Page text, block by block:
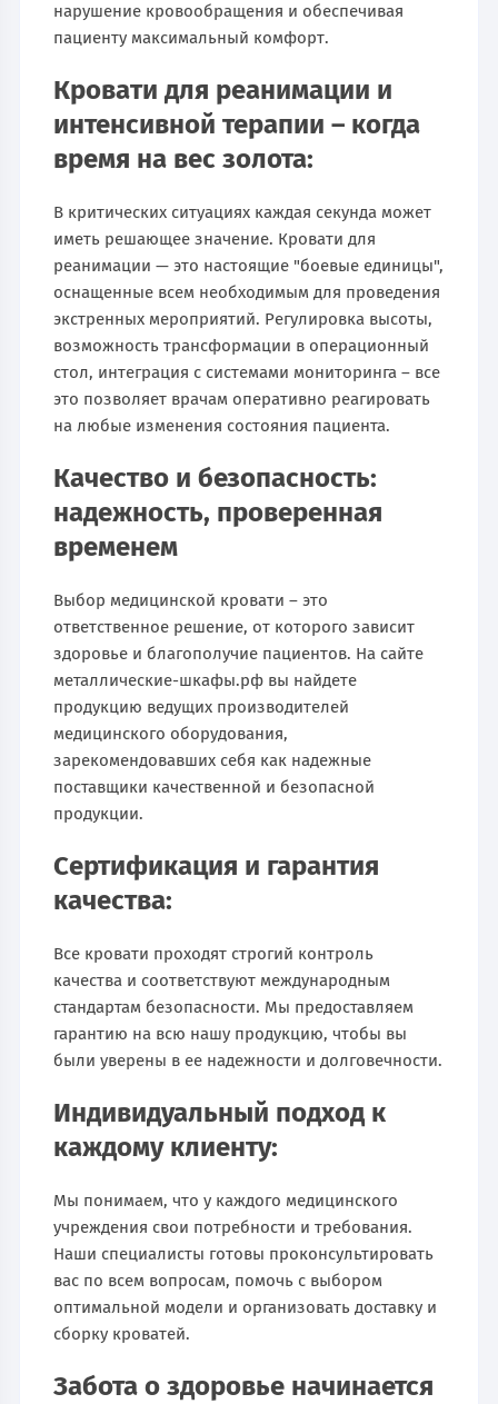
нарушение кровообращения и обеспечивая
пациенту максимальный комфорт.
Кровати для реанимации и
интенсивной терапии – когда
время на вес золота:
В критических ситуациях каждая секунда может
иметь решающее значение. Кровати для
реанимации — это настоящие "боевые единицы",
оснащенные всем необходимым для проведения
экстренных мероприятий. Регулировка высоты,
возможность трансформации в операционный
стол, интеграция с системами мониторинга – все
это позволяет врачам оперативно реагировать
на любые изменения состояния пациента.
Качество и безопасность:
надежность, проверенная
временем
Выбор медицинской кровати – это
ответственное решение, от которого зависит
здоровье и благополучие пациентов. На сайте
металлические-шкафы.рф вы найдете
продукцию ведущих производителей
медицинского оборудования,
зарекомендовавших себя как надежные
поставщики качественной и безопасной
продукции.
Сертификация и гарантия
качества:
Все кровати проходят строгий контроль
качества и соответствуют международным
стандартам безопасности. Мы предоставляем
гарантию на всю нашу продукцию, чтобы вы
были уверены в ее надежности и долговечности.
Индивидуальный подход к
каждому клиенту:
Мы понимаем, что у каждого медицинского
учреждения свои потребности и требования.
Наши специалисты готовы проконсультировать
вас по всем вопросам, помочь с выбором
оптимальной модели и организовать доставку и
сборку кроватей.
Забота о здоровье начинается